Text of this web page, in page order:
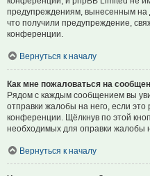
предупреждениям, вынесенным на
что получили предупреждение,
конференции.
Вернуться к началу
Как мне пожаловаться на
Рядом с каждым сообщением вы
отправки жалобы на него, если
конференции. Щёлкнув по этой
необходимых для оправки жалобы
Вернуться к началу